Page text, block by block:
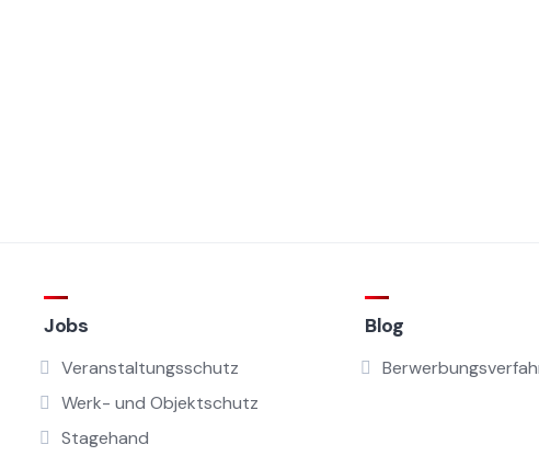
Jobs
Veranstaltungsschutz
Werk- und Objektschutz
Stagehand
Blog